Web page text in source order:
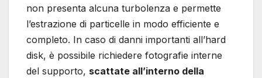
non presenta alcuna turbolenza e permette
l’estrazione di particelle in modo efficiente e
completo. In caso di danni importanti all’hard
disk, è possibile richiedere fotografie interne
del supporto, scattate all’interno della